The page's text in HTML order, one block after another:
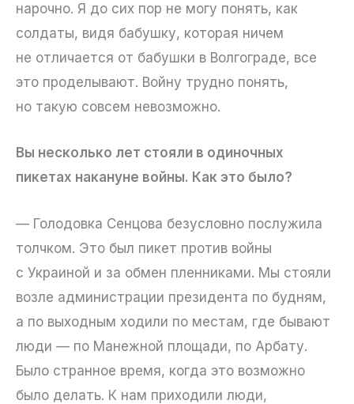
нарочно. Я до сих пор не могу понять, как
солдаты, видя бабушку, которая ничем
не отличается от бабушки в Волгограде, все
это проделывают. Войну трудно понять,
но такую совсем невозможно.
Вы несколько лет стояли в одиночных
пикетах накануне войны. Как это было?
— Голодовка Сенцова безусловно послужила
толчком. Это был пикет против войны
с Украиной и за обмен пленниками. Мы стояли
возле администрации президента по будням,
а по выходным ходили по местам, где бывают
люди — по Манежной площади, по Арбату.
Было странное время, когда это возможно
было делать. К нам приходили люди,